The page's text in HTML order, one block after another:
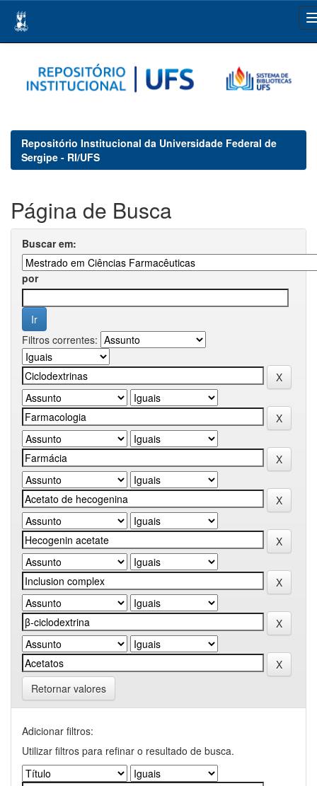
navigation
Repositório Institucional da Universidade Federal de
Sergipe - RI/UFS
Página de Busca
Buscar em:
por
Filtros correntes:
Retornar valores
Adicionar filtros:
Utilizar filtros para refinar o resultado de busca.